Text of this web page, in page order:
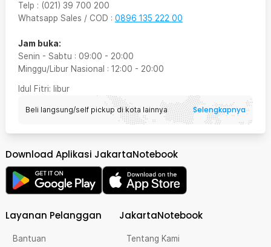
Telp : (021) 39 700 200
Whatsapp Sales / COD : 0896 135 222 00
Jam buka:
Senin - Sabtu : 09:00 - 20:00
Minggu/Libur Nasional : 12:00 - 20:00
Idul Fitri: libur
Beli langsung/self pickup di kota lainnya Selengkapnya
Download Aplikasi JakartaNotebook
Layanan Pelanggan
Bantuan
JakartaNotebook
Tentang Kami